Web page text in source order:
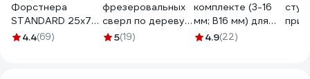
Форстнера
STANDARD 25x77
мм Makita D-71124
4.4(69)
фрезеровальных
сверл по дереву
Skole 6шт (3-8мм)
5(19)
комплекте (3-16
мм; В16 мм) для
станков ЗУБР
4.9(22)